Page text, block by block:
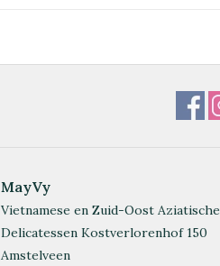
MayVy
Vietnamese en Zuid-Oost Aziatische
Delicatessen Kostverlorenhof 150
Amstelveen